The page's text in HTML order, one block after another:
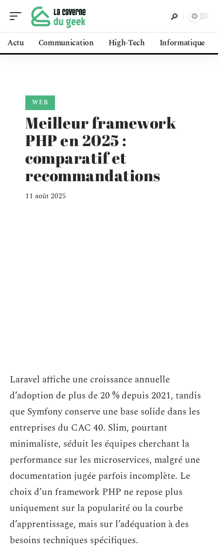
Actu Communication High-Tech Informatique
WEB
Meilleur framework
PHP en 2025 :
comparatif et
recommandations
11 août 2025
Laravel affiche une croissance annuelle
d’adoption de plus de 20 % depuis 2021, tandis
que Symfony conserve une base solide dans les
entreprises du CAC 40. Slim, pourtant
minimaliste, séduit les équipes cherchant la
performance sur les microservices, malgré une
documentation jugée parfois incomplète. Le
choix d’un framework PHP ne repose plus
uniquement sur la popularité ou la courbe
d’apprentissage, mais sur l’adéquation à des
besoins techniques spécifiques.